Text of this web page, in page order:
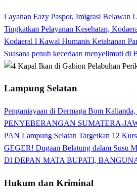
Layanan Eazy Paspor, Imigrasi Belawan
Tingkatkan Pelayanan Kesehatan,
Kodaeral I Kawal Humanis Ketahanan
Suasana penuh keceriaan menyelimuti
Lampung Selatan
Penganiayaan di Dermaga Bom
PENYEBERANGAN SUMATERA-
PAN Lampung Selatan Targetkan 12
GEGER! Dugaan Belatung dalam Susu
DI DEPAN MATA BUPATI,
Hukum dan Kriminal